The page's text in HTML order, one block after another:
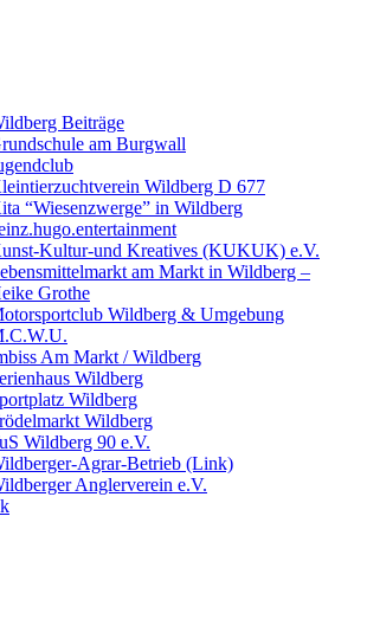
Beiträge
am Burgwall
Wildberg D 677
“Wiesenzwerge” in Wildberg
Kultur-und Kreatives (KUKUK) e.V.
am Markt in Wildberg –
Grothe
Wildberg & Umgebung
Am Markt / Wildberg
Wildberg
Wildberg
Wildberg
Wildberg 90 e.V.
Agrar-Betrieb (Link)
Anglerverein e.V.